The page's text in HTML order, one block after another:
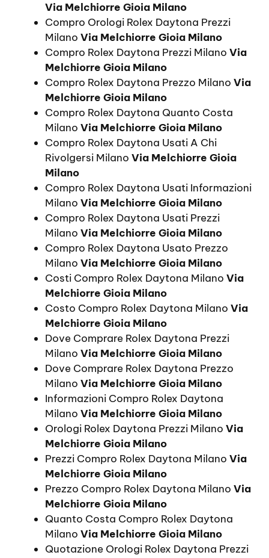
Via Melchiorre Gioia Milano
Compro Orologi Rolex Daytona Prezzi
Milano Via Melchiorre Gioia Milano
Compro Rolex Daytona Prezzi Milano Via
Melchiorre Gioia Milano
Compro Rolex Daytona Prezzo Milano Via
Melchiorre Gioia Milano
Compro Rolex Daytona Quanto Costa
Milano Via Melchiorre Gioia Milano
Compro Rolex Daytona Usati A Chi
Rivolgersi Milano Via Melchiorre Gioia
Milano
Compro Rolex Daytona Usati Informazioni
Milano Via Melchiorre Gioia Milano
Compro Rolex Daytona Usati Prezzi
Milano Via Melchiorre Gioia Milano
Compro Rolex Daytona Usato Prezzo
Milano Via Melchiorre Gioia Milano
Costi Compro Rolex Daytona Milano Via
Melchiorre Gioia Milano
Costo Compro Rolex Daytona Milano Via
Melchiorre Gioia Milano
Dove Comprare Rolex Daytona Prezzi
Milano Via Melchiorre Gioia Milano
Dove Comprare Rolex Daytona Prezzo
Milano Via Melchiorre Gioia Milano
Informazioni Compro Rolex Daytona
Milano Via Melchiorre Gioia Milano
Orologi Rolex Daytona Prezzi Milano Via
Melchiorre Gioia Milano
Prezzi Compro Rolex Daytona Milano Via
Melchiorre Gioia Milano
Prezzo Compro Rolex Daytona Milano Via
Melchiorre Gioia Milano
Quanto Costa Compro Rolex Daytona
Milano Via Melchiorre Gioia Milano
Quotazione Orologi Rolex Daytona Prezzi